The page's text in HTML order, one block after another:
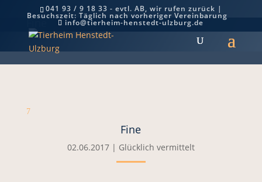
041 93 / 9 18 33 - evtl. AB, wir rufen zurück |
Besuchszeit: Täglich nach vorheriger Vereinbarung
info@tierheim-henstedt-ulzburg.de
Fine
7
Fine
02.06.2017| Glücklich vermittelt